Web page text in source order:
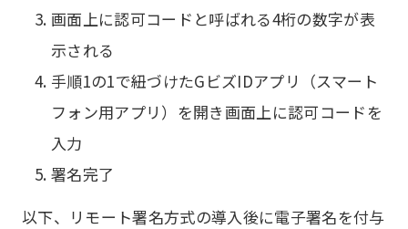
画面上に認可コードと呼ばれる4桁の数字が表
示される
手順1の1で紐づけたGビズIDアプリ（スマート
フォン用アプリ）を開き画面上に認可コードを
入力
署名完了
以下、リモート署名方式の導入後に電子署名を付与